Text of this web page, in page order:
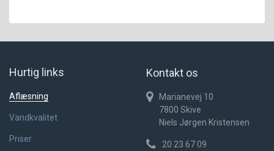
Hurtig links
Aflæsning
Vandkvalitet
Priser
Kontakt os
Marianevej 10
7800 Skive
Niels Jørgen Kristensen
20 23 67 09